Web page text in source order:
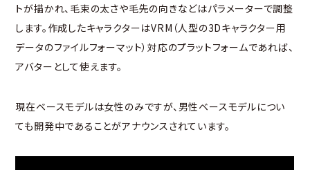
トが描かれ、毛束の太さや毛先の向きなどはパラメーターで調整
します。作成したキャラクターはVRM（人型の3Dキャラクター用
データのファイルフォーマット）対応のプラットフォームであれば、
アバターとして使えます。
現在ベースモデルは女性のみですが、男性ベースモデルについ
ても開発中であることがアナウンスされています。